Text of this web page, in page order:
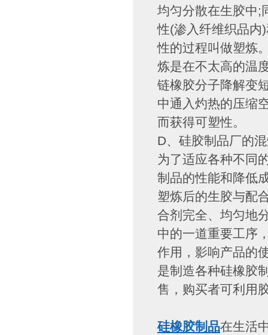
均匀分散在生胶中;
性(渗入纤维织品内
性的过程叫做塑炼
炼是在不太高的温
链橡胶分子降解变
中通入灼热的压缩
而获得可塑性。
D、硅胶制品厂的
为了适应各种不同
制品的性能和降低
塑炼后的生胶与配
合剂完全、均匀地
中的一道重要工序
作用，影响产品的
是制造各种硅橡胶
售，购买者可利用
硅橡胶制品在生活